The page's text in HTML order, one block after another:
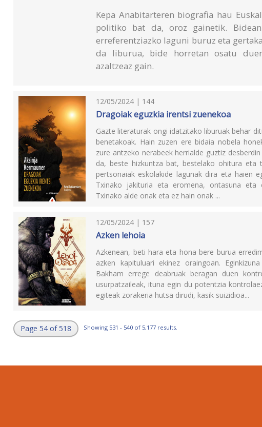
Kepa Anabitarteren biografia hau
politiko bat da, oroz gainetik.
erreferentziazko laguni buruz eta
da liburua, bide horretan osatu
azaltzeaz gain.
12/05/2024 | 144
Dragoiak eguzkia irentsi zuenekoa
Gazte literaturak ongi idatzitako liburuak behar
benetakoak. Hain zuzen ere bidaia nobela
zure antzeko nerabeek herrialde guztiz
da, beste hizkuntza bat, bestelako ohitura eta
pertsonaiak eskolakide lagunak dira eta haien
Txinako jakituria eta eromena, ontasuna eta
Txinako alde onak eta ez hain onak ...
12/05/2024 | 157
Azken lehoia
Azkenean, beti hara eta hona bere burua
azken kapituluari ekinez oraingoan.
Bakham errege deabruak beragan duen
usurpatzaileak, ituna egin du potentzia
egiteak zorakeria hutsa dirudi, kasik suizidioa...
Page 54 of 518 Showing 531 - 540 of 5,177 results.